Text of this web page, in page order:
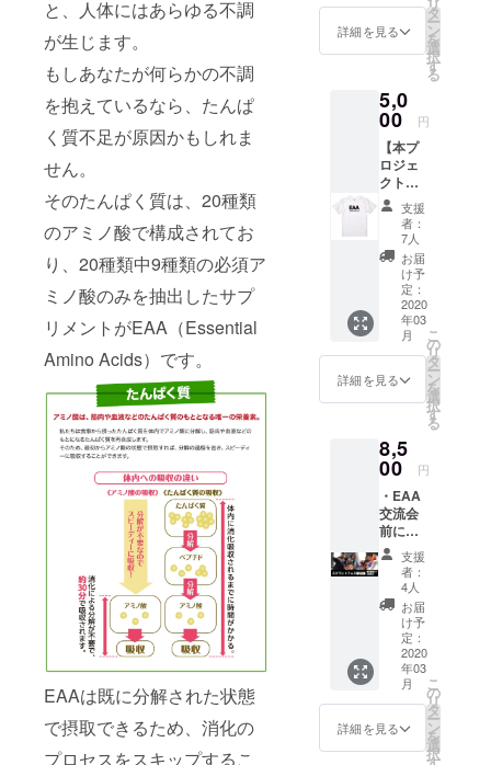
と、人体にはあらゆる不調
が生じます。
もしあなたが何らかの不調
を抱えているなら、たんぱ
く質不足が原因かもしれま
せん。
そのたんぱく質は、20種類
のアミノ酸で構成されてお
り、20種類中9種類の必須ア
ミノ酸のみを抽出したサプ
リメントがEAA（Essential
Amino Acids）です。
EAAは既に分解された状態
で摂取できるため、消化の
プロセスをスキップするこ
クティ
ブなも
判断し
た場
合、本
コミュ
ニティ
への入
会をお
断りす
る、強
制退会
とさせ
ていた
だく場
合があ
させて
いただ
日来ら
れない
場合
に、支
援金の
返金は
致しか
ねます
ので、
ご了承
のう
え、ご
支援く
ださ
い。
※】ご支
援の際
支援者
様の氏
名を記
載くだ
さい。
必ず
【メン
ズ or レ
【サイ
ズ】を
選択く
ださ
い。 ※
レ
ディー
スサイ
ズは、
G-S、
G-M、
G-L の3
サイズ
となり
ます。
詳細を見る
リ
タ
ー
ン
を
選
択
す
る
5,0
00 円
【本プ
ロジェ
クト限
定EAA-
Tシャ
ツ】
★EAA
essenti
amino
acids
※※支援
時には
必ず
【メン
ス】と
【サイ
ズ】を
ご選択
くださ
い。 ※
レ
ディー
スサイ
ズは、
G-S、
G-M、
G-L の3
サイズ
となり
ます。
支援
者：
7人
お届
け予
定：
2020
年03
月
詳細を見る
こ
の
リ
タ
ー
ン
を
選
択
す
る
8,5
00 円
・EAA
交流会
前に行
われる
スク
ワット
フェス
に参加
できる
権 ・グ
ルーツ
バンド
を用い
て、主
にヒッ
支援
者：
4人
お届
け予
定：
2020
年03
月
詳細を見る
こ
の
リ
タ
ー
ン
を
選
択